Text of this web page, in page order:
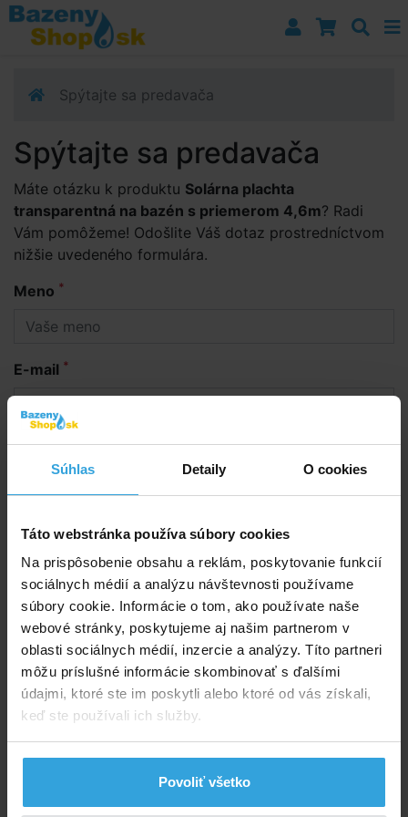
Súhlas Detaily O cookies
Táto webstránka používa súbory cookies
Na prispôsobenie obsahu a reklám, poskytovanie funkcií
sociálnych médií a analýzu návštevnosti používame
súbory cookie. Informácie o tom, ako používate naše
webové stránky, poskytujeme aj našim partnerom v
oblasti sociálnych médií, inzercie a analýzy. Títo partneri
môžu príslušné informácie skombinovať s ďalšími
údajmi, ktoré ste im poskytli alebo ktoré od vás získali,
keď ste používali ich služby.
Povoliť všetko
Prejsť k navigácii
Prejsť na obsah
Prejsť k bočnému stĺpci
Spýtajte sa predavača
Spýtajte sa predavača
Máte otázku k produktu Solárna plachta
transparentná na bazén s priemerom 4,6m? Radi
Vám pomôžeme! Odošlite Váš dotaz prostredníctvom
nižšie uvedeného formulára.
Meno *
E-mail *
Telefón
Dotaz
Odoslať otázku
Poradíme vám!
info@bazenyshop.sk